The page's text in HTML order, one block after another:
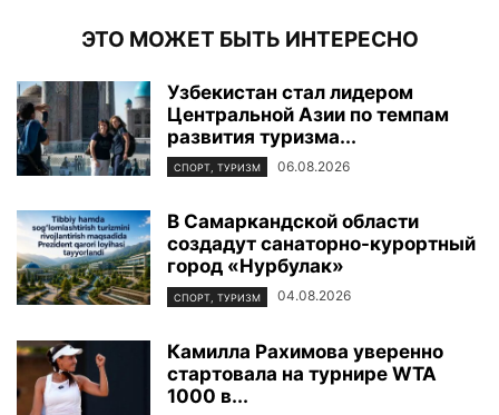
ЭТО МОЖЕТ БЫТЬ ИНТЕРЕСНО
Узбекистан стал лидером
Центральной Азии по темпам
развития туризма...
СПОРТ, ТУРИЗМ 06.08.2026
В Самаркандской области
создадут санаторно-курортный
город «Нурбулак»
СПОРТ, ТУРИЗМ 04.08.2026
Камилла Рахимова уверенно
стартовала на турнире WTA
1000 в...